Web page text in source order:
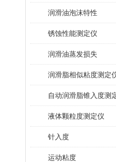
润滑油泡沫特性
锈蚀性能测定仪
润滑油蒸发损失
润滑脂相似粘度测定
自动润滑脂锥入度测
液体颗粒度测定仪
针入度
运动粘度